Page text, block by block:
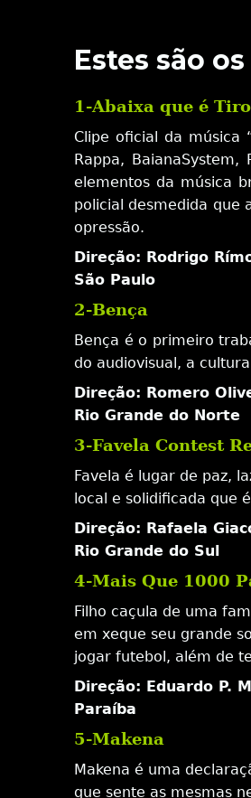
Estes são
1-Abaixa que é Tiro
Clipe oficial da música
Rappa,
elementos da música
policial desmedida que
opressão.
Direção: Rodrigo
São Paulo
2-Bença
Bença é o primeiro
do audiovisual, a
Direção: Romero
Rio Grande do Norte
3-Favela Contest
Favela é lugar de paz,
local e solidificada que
Direção: Rafaela
Rio Grande do Sul
4-Mais Que 1000
Filho caçula de uma
em xeque seu grande
jogar futebol, além de
Direção: Eduardo P.
Paraíba
5-Makena
Makena é uma
que sente as mesmas